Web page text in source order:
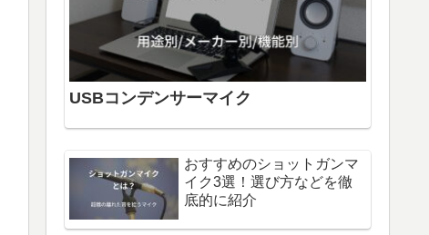
USBコンデンサーマイク
おすすめのショットガンマ
イク3選！選び方などを徹
底的に紹介